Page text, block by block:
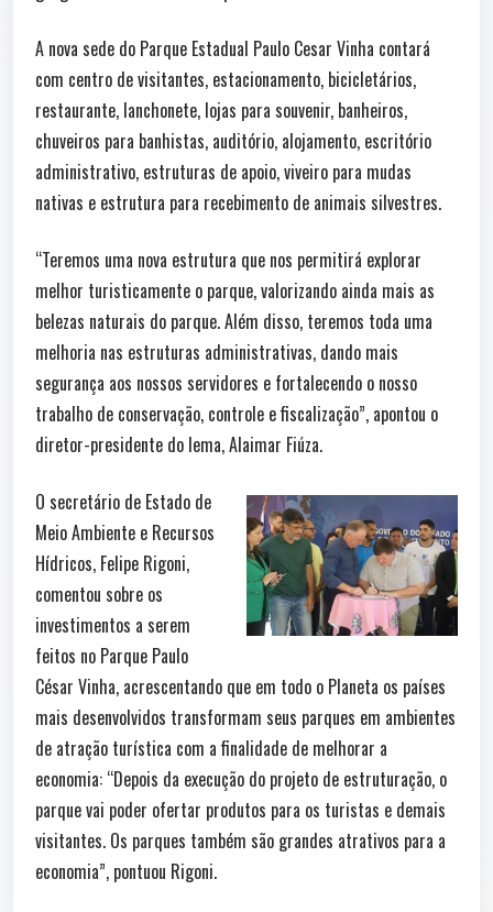
A nova sede do Parque Estadual Paulo Cesar Vinha contará
com centro de visitantes, estacionamento, bicicletários,
restaurante, lanchonete, lojas para souvenir, banheiros,
chuveiros para banhistas, auditório, alojamento, escritório
administrativo, estruturas de apoio, viveiro para mudas
nativas e estrutura para recebimento de animais silvestres.
“Teremos uma nova estrutura que nos permitirá explorar
melhor turisticamente o parque, valorizando ainda mais as
belezas naturais do parque. Além disso, teremos toda uma
melhoria nas estruturas administrativas, dando mais
segurança aos nossos servidores e fortalecendo o nosso
trabalho de conservação, controle e fiscalização”, apontou o
diretor-presidente do Iema, Alaimar Fiúza.
O secretário de Estado de
Meio Ambiente e Recursos
Hídricos, Felipe Rigoni,
comentou sobre os
investimentos a serem
feitos no Parque Paulo
César Vinha, acrescentando que em todo o Planeta os países
mais desenvolvidos transformam seus parques em ambientes
de atração turística com a finalidade de melhorar a
economia: “Depois da execução do projeto de estruturação, o
parque vai poder ofertar produtos para os turistas e demais
visitantes. Os parques também são grandes atrativos para a
economia”, pontuou Rigoni.